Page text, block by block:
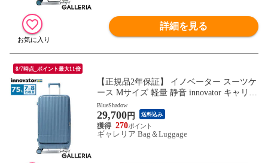
詳細を見る
8/7時点_ポイント最大11倍
【正規品2年保証】 イノベーター スーツケ
ース Mサイズ 軽量 静音 innovator キャリー
ケース ストッパー付き キャスターロック
マット おしゃれ ブランド 大きめ 7泊 8泊
Extreme Journey 75L Middle INV650DOR
BlueShadow
29,700円 送料込み
270
ギャレリア Bag＆Luggage